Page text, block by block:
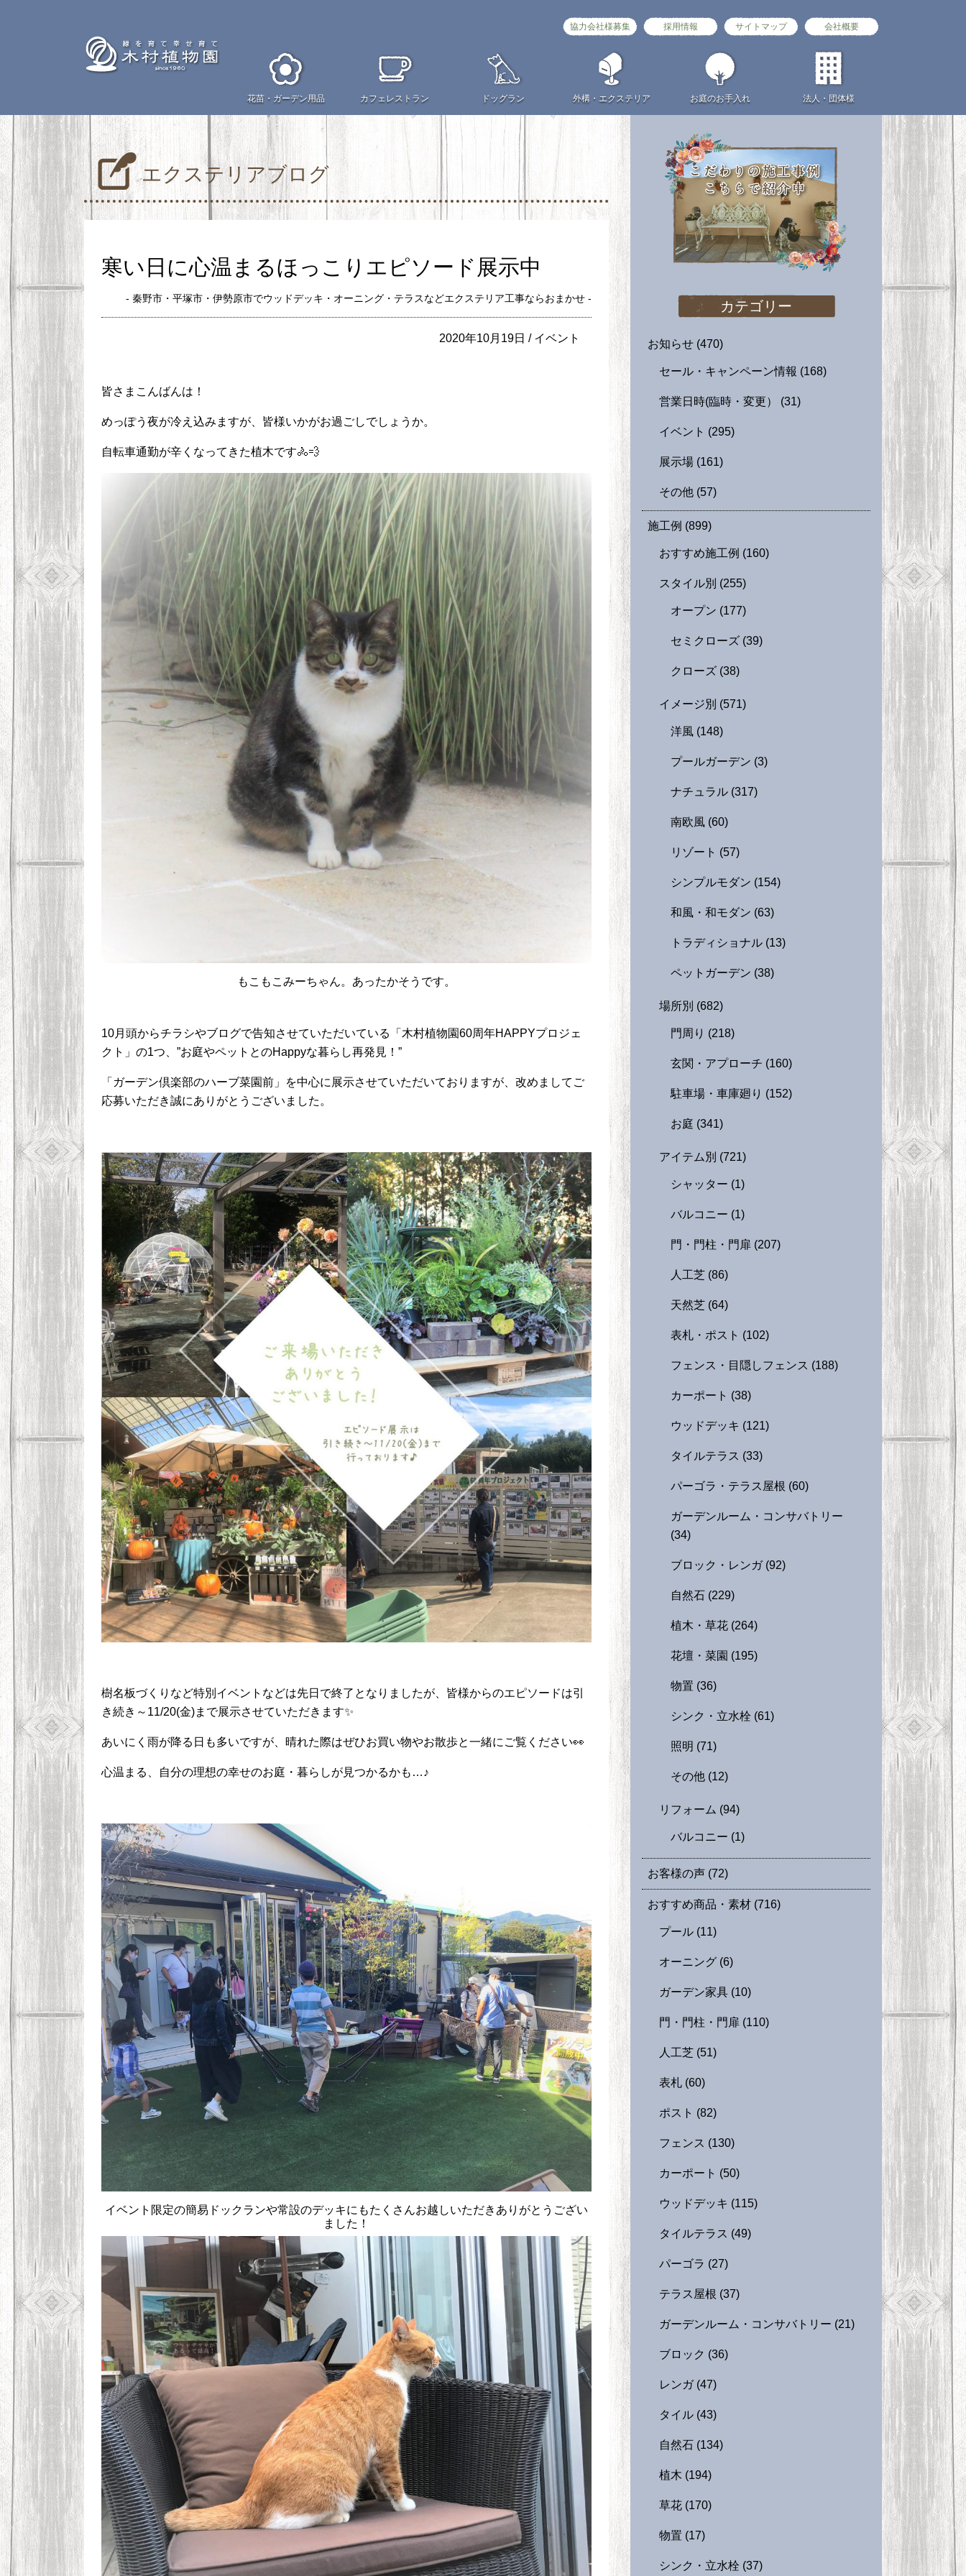
花苗・ ガーデン用品 カフェ レストラン ドッグラン 外構・ エクステリア お庭のお手入れ 法人・団体様
協力会社様募集 採用情報 サイトマップ 会社概要
エクステリアブログ
寒い日に心温まるほっこりエピソード展示中
- 秦野市・平塚市・伊勢原市でウッドデッキ・オーニング・テラスなどエクステリア工事ならおまかせ -
2020年10月19日 / イベント
皆さまこんばんは！
めっぽう夜が冷え込みますが、皆様いかがお過ごしでしょうか。
自転車通勤が辛くなってきた植木です🚴💨
もこもこみーちゃん。あったかそうです。
10月頭からチラシやブログで告知させていただいている「木村植物園60周年HAPPYプロジェ
クト」の1つ、”お庭やペットとのHappyな暮らし再発見！”
「ガーデン倶楽部のハーブ菜園前」を中心に展示させていただいておりますが、改めましてご
応募いただき誠にありがとうございました。
樹名板づくりなど特別イベントなどは先日で終了となりましたが、皆様からのエピソードは引
き続き～ 11/20(金)まで展示させていただきます✨
あいにく雨が降る日も多いですが、晴れた際はぜひお買い物やお散歩と一緒にご覧ください👀
心温まる、自分の理想の幸せのお庭・暮らしが見つかるかも…♪
イベント限定の簡易ドックランや常設のデッキにもたくさんお越しいただきありがとうござい
ました！
カテゴリー
お知らせ (470)
セール・キャンペーン情報 (168)
営業日時(臨時・変更） (31)
イベント (295)
展示場 (161)
その他 (57)
施工例 (899)
おすすめ施工例 (160)
スタイル別 (255)
オープン (177)
セミクローズ (39)
クローズ (38)
イメージ別 (571)
洋風 (148)
プールガーデン (3)
ナチュラル (317)
南欧風 (60)
リゾート (57)
シンプルモダン (154)
和風・和モダン (63)
トラディショナル (13)
ペットガーデン (38)
場所別 (682)
門周り (218)
玄関・アプローチ (160)
駐車場・車庫廻り (152)
お庭 (341)
アイテム別 (721)
シャッター (1)
バルコニー (1)
門・門柱・門扉 (207)
人工芝 (86)
天然芝 (64)
表札・ポスト (102)
フェンス・目隠しフェンス (188)
カーポート (38)
ウッドデッキ (121)
タイルテラス (33)
パーゴラ・テラス屋根 (60)
ガーデンルーム・コンサバトリー
(34)
ブロック・レンガ (92)
自然石 (229)
植木・草花 (264)
花壇・菜園 (195)
物置 (36)
シンク・立水栓 (61)
照明 (71)
その他 (12)
リフォーム (94)
バルコニー (1)
お客様の声 (72)
おすすめ商品・素材 (716)
プール (11)
オーニング (6)
ガーデン家具 (10)
門・門柱・門扉 (110)
人工芝 (51)
表札 (60)
ポスト (82)
フェンス (130)
カーポート (50)
ウッドデッキ (115)
タイルテラス (49)
パーゴラ (27)
テラス屋根 (37)
ガーデンルーム・コンサバトリー (21)
ブロック (36)
レンガ (47)
タイル (43)
自然石 (134)
植木 (194)
草花 (170)
物置 (17)
シンク・立水栓 (37)